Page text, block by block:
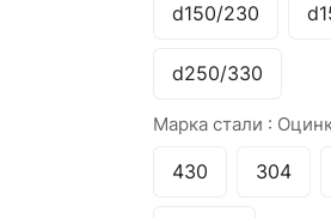
d150/230
d250/330
Марка стали :
430 304